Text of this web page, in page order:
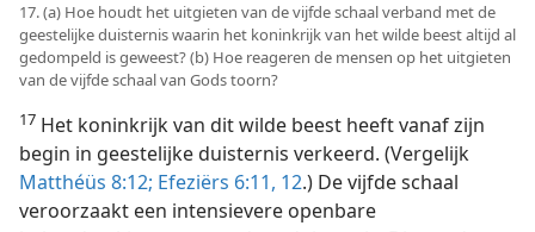
17. (a) Hoe houdt het uitgieten van de vijfde schaal verband met de
geestelijke duisternis waarin het koninkrijk van het wilde beest altijd al
gedompeld is geweest? (b) Hoe reageren de mensen op het uitgieten
van de vijfde schaal van Gods toorn?
17 Het koninkrijk van dit wilde beest heeft vanaf zijn
begin in geestelijke duisternis verkeerd. (Vergelijk
Matthéüs 8:12; Efeziërs 6:11, 12.) De vijfde schaal
veroorzaakt een intensievere openbare